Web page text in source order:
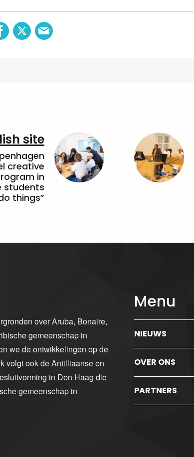
site
creative
in
students
things”
over Aruba, Bonaire,
gemeenschap in
we de ontwikkelingen op de
volgt ook de Antilliaanse en
in Den Haag die
gemeenschap in
Menu
NIEUWS
OVER ONS
PARTNERS